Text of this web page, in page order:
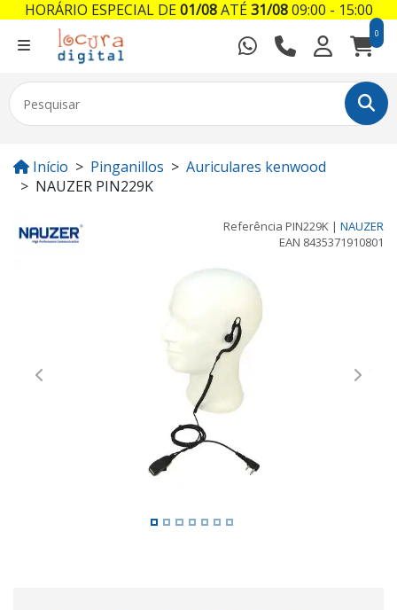
0
Início Pinganillos
Auriculares kenwood
NAUZER PIN229K
Referência PIN229K | NAUZER
EAN 8435371910801
Previous Next
HORÁRIO ESPECIAL DE01/08ATÉ31/0809:00 - 15:00